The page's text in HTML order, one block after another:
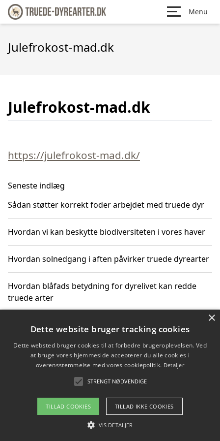
Menu
Julefrokost-mad.dk
Julefrokost-mad.dk
https://julefrokost-mad.dk/
Seneste indlæg
Sådan støtter korrekt foder arbejdet med truede dyr
Hvordan vi kan beskytte biodiversiteten i vores haver
Hvordan solnedgang i aften påvirker truede dyrearter
Hvordan blåfads betydning for dyrelivet kan redde
truede arter
Hvordan kan gaver til unge voksne støtte bevarelsen
Copyright 2026 - Pilanto Aps
Om / kontakt
Blog Betingelser
×
Dette website bruger tracking cookies
Dette websted bruger cookies til at forbedre brugeroplevelsen. Ved
at bruge vores hjemmeside accepterer du alle cookies i
overensstemmelse med vores cookiepolitik. Detaljer
STRENGT NØDVENDIGE
TILLAD COOKIES TILLAD IKKE COOKIES
VIS DETALJER